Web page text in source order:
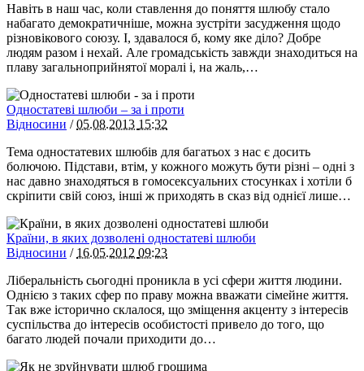
Навіть в наш час, коли ставлення до поняття шлюбу стало
набагато демократичніше, можна зустріти засудження щодо
різновікового союзу. І, здавалося б, кому яке діло? Добре
людям разом і нехай. Але громадськість завжди знаходиться на
плаву загальноприйнятої моралі і, на жаль,…
Одностатеві шлюби – за і проти
Відносини /05.08.2013 15:32
Тема одностатевих шлюбів для багатьох з нас є досить
болючою. Підстави, втім, у кожного можуть бути різні – одні з
нас давно знаходяться в гомосексуальних стосунках і хотіли б
скріпити свій союз, інші ж приходять в сказ від однієї лише…
Країни, в яких дозволені одностатеві шлюби
Відносини / 16.05.2012 09:23
Ліберальність сьогодні проникла в усі сфери життя людини.
Однією з таких сфер по праву можна вважати сімейне життя.
Так вже історично склалося, що зміщення акценту з інтересів
суспільства до інтересів особистості привело до того, що
багато людей почали приходити до…